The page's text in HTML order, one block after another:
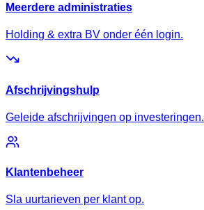
Meerdere administraties
Holding & extra BV onder één login.
Afschrijvingshulp
Geleide afschrijvingen op investeringen.
Klantenbeheer
Sla uurtarieven per klant op.